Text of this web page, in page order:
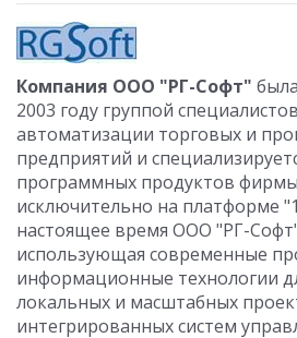
Компания ООО "РГ-Софт"
2003 году группой
автоматизации торговых и
предприятий и
программных продуктов
исключительно на платформе
настоящее время ООО "РГ-
использующая современные
информационные технологии
локальных и масштабных
интегрированных систем